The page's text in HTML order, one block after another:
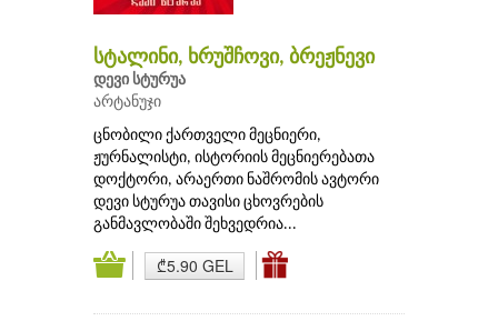
სტალინი, ხრუშჩოვი, ბრეჟნევი
დევი სტურუა
არტანუჯი
ცნობილი ქართველი მეცნიერი,
ჟურნალისტი, ისტორიის მეცნიერებათა
დოქტორი, არაერთი ნაშრომის ავტორი
დევი სტურუა თავისი ცხოვრების
განმავლობაში შეხვედრია...
₾5.90 GEL